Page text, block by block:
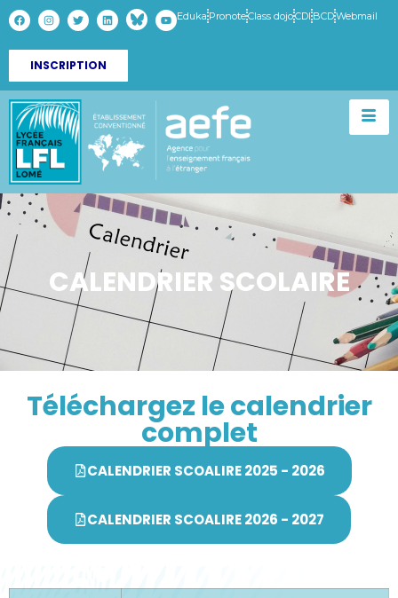
Eduka PronoteClass dojoCDI BCDWebmail
INSCRIPTION
CALENDRIER SCOLAIRE
Téléchargez le calendrier
complet
CALENDRIER SCOALIRE 2025 - 2026
CALENDRIER SCOALIRE 2026 - 2027